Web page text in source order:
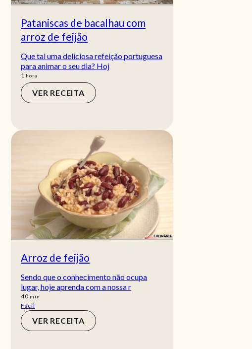
Pataniscas de bacalhau com
arroz de feijão
Que tal uma deliciosa refeição portuguesa
para animar o seu dia? Hoj
1 hora
hora
VER RECEITA
Arroz de feijão
Sendo que o conhecimento não ocupa
lugar, hoje aprenda com a nossa r
40min
min
Fácil
VER RECEITA